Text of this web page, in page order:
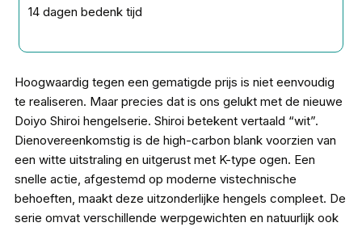
14 dagen bedenk tijd
Hoogwaardig tegen een gematigde prijs is niet eenvoudig
te realiseren. Maar precies dat is ons gelukt met de nieuwe
Doiyo Shiroi hengelserie. Shiroi betekent vertaald “wit”.
Dienovereenkomstig is de high-carbon blank voorzien van
een witte uitstraling en uitgerust met K-type ogen. Een
snelle actie, afgestemd op moderne vistechnische
behoeften, maakt deze uitzonderlijke hengels compleet. De
serie omvat verschillende werpgewichten en natuurlijk ook